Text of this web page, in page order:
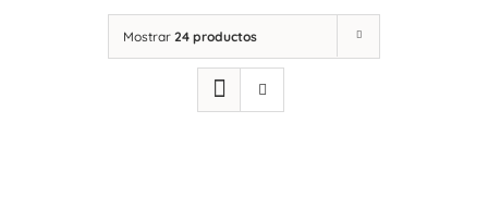
Mostrar 24 productos